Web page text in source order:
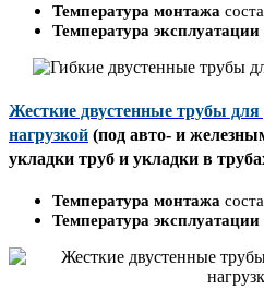
Температура монтажа
Температура эксплуатации
Жесткие двустенные трубы для
нагрузкой (под авто- и
укладки труб и укладки в
Температура монтажа
Температура эксплуатации